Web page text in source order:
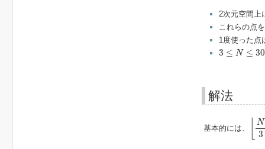
2次元空間上
これらの点
1度使った点
3 ≤ N ≤
3 N ≤300
解法
基本的には、
N
3
⌊ N3